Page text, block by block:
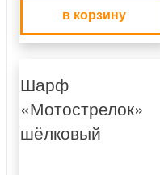
в корзину
Шарф
«Мотострелок»
шёлковый